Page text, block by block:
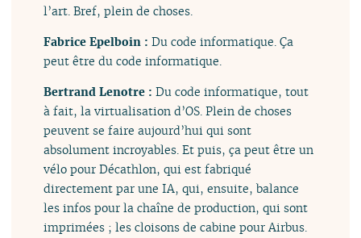
l’art. Bref, plein de choses.
Fabrice Epelboin :Du code informatique. Ça
peut être du code informatique.
Bertrand Lenotre :Du code informatique, tout
à fait, la virtualisation d’OS. Plein de choses
peuvent se faire aujourd’hui qui sont
absolument incroyables. Et puis, ça peut être un
vélo pour Décathlon, qui est fabriqué
directement par une IA, qui, ensuite, balance
les infos pour la chaîne de production, qui sont
imprimées ; les cloisons de cabine pour Airbus.